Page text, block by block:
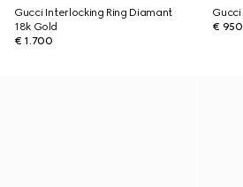
Gucci Interlocking Ring Diamant
18k Gold
€ 1.700
Gucci
€ 950